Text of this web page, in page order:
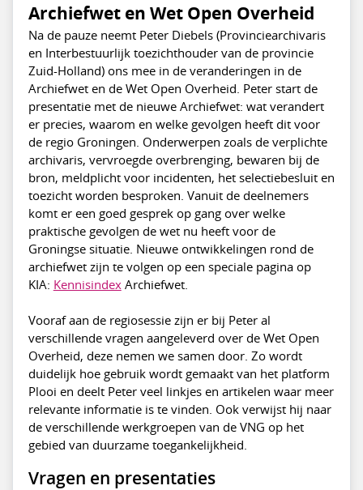
Archiefwet en Wet Open Overheid
Na de pauze neemt Peter Diebels (Provinciearchivaris
en Interbestuurlijk toezichthouder van de provincie
Zuid-Holland) ons mee in de veranderingen in de
Archiefwet en de Wet Open Overheid. Peter start de
presentatie met de nieuwe Archiefwet: wat verandert
er precies, waarom en welke gevolgen heeft dit voor
de regio Groningen. Onderwerpen zoals de verplichte
archivaris, vervroegde overbrenging, bewaren bij de
bron, meldplicht voor incidenten, het selectiebesluit en
toezicht worden besproken. Vanuit de deelnemers
komt er een goed gesprek op gang over welke
praktische gevolgen de wet nu heeft voor de
Groningse situatie. Nieuwe ontwikkelingen rond de
archiefwet zijn te volgen op een speciale pagina op
KIA: KennisindexArchiefwet.
Vooraf aan de regiosessie zijn er bij Peter al
verschillende vragen aangeleverd over de Wet Open
Overheid, deze nemen we samen door. Zo wordt
duidelijk hoe gebruik wordt gemaakt van het platform
Plooi en deelt Peter veel linkjes en artikelen waar meer
relevante informatie is te vinden. Ook verwijst hij naar
de verschillende werkgroepen van de VNG op het
gebied van duurzame toegankelijkheid.
Vragen en presentaties